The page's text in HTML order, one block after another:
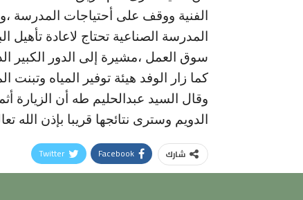
الفنية ووقف على أحتياجات المدرسة
المدرسة الصناعية تحتاج لاعادة
سوق العمل ،مشيرة إلى الدور الكبير
كما زار الوفد هيئة توفير المياه
وقال السيد عبدالحليم طه أن الزيارة
الدويم وسترى نتائجها قريبا بإذن الله
شارك Facebook
Twitter